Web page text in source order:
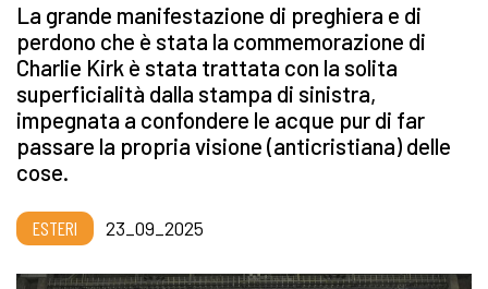
La grande manifestazione di preghiera e di
perdono che è stata la commemorazione di
Charlie Kirk è stata trattata con la solita
superficialità dalla stampa di sinistra,
impegnata a confondere le acque pur di far
passare la propria visione (anticristiana) delle
cose.
ESTERI 23_09_2025